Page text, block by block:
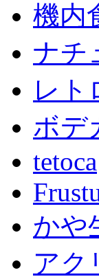
機内
ナチ
レト
ボデ
tetoca
かや
アク